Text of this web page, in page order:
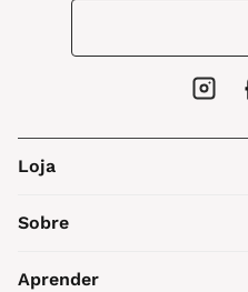
Loja
Sobre
Aprender